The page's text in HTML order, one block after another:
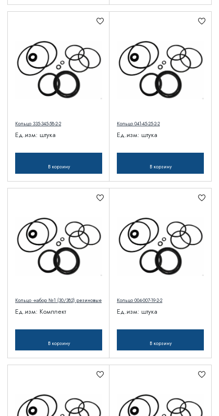
Кольцо 335-345-58-2-2
Ед.изм: штука
В корзину
Кольцо 041-45-25-2-2
Ед.изм: штука
В корзину
Кольцо -набор №1 (30/382) резиновые
Ед.изм: Комплект
В корзину
Кольцо 004-007-19-2-2
Ед.изм: штука
В корзину